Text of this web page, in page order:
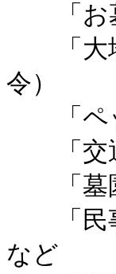
「お墓
「大地
令）
「ペッ
「交通
「墓園
「民事
など